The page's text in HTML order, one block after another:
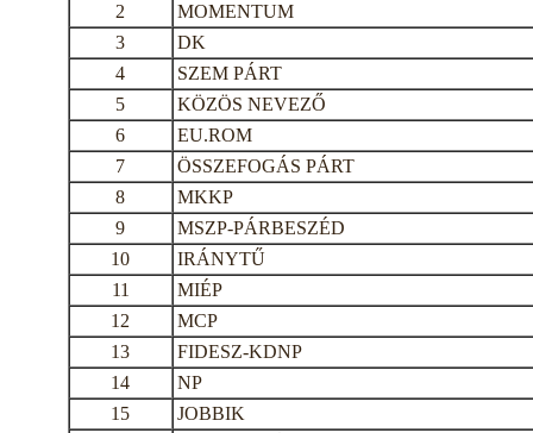
2
MOMENTUM
3
DK
4
SZEM PÁRT
5
KÖZÖS NEVEZŐ
6
EU.ROM
7
ÖSSZEFOGÁS PÁRT
8
MKKP
9
MSZP-PÁRBESZÉD
10
IRÁNYTŰ
11
MIÉP
12
MCP
13
FIDESZ-KDNP
14
NP
15
JOBBIK